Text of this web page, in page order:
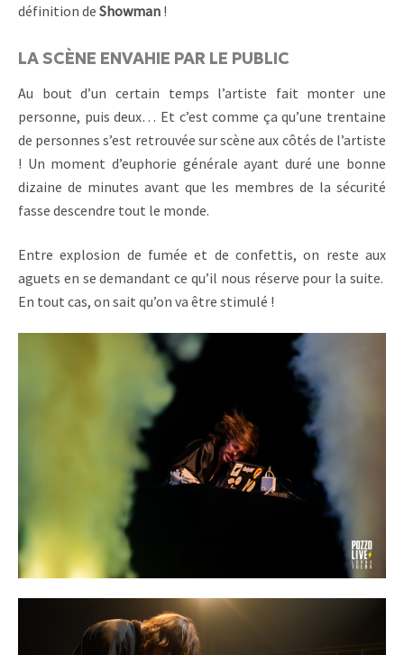
définition de Showman !
LA SCÈNE ENVAHIE PAR LE PUBLIC
Au bout d’un certain temps l’artiste fait monter une
personne, puis deux… Et c’est comme ça qu’une trentaine
de personnes s’est retrouvée sur scène aux côtés de l’artiste
! Un moment d’euphorie générale ayant duré une bonne
dizaine de minutes avant que les membres de la sécurité
fasse descendre tout le monde.
Entre explosion de fumée et de confettis, on reste aux
aguets en se demandant ce qu’il nous réserve pour la suite.
En tout cas, on sait qu’on va être stimulé !